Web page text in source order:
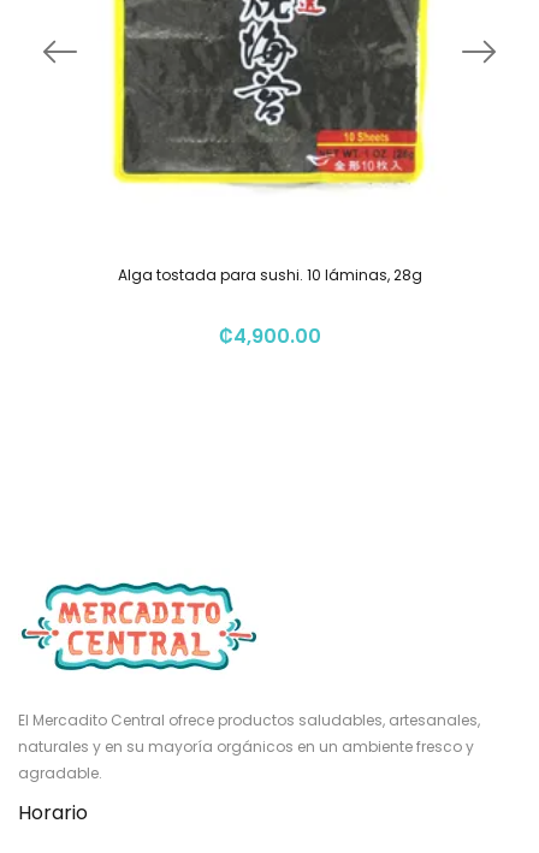
Alga tostada para sushi. 10 láminas, 28g
₡4,900.00
El Mercadito Central ofrece productos saludables, artesanales,
naturales y en su mayoría orgánicos en un ambiente fresco y
agradable.
Horario